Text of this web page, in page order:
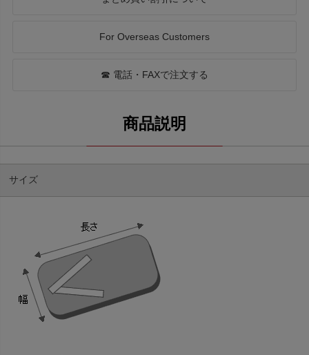
For Overseas Customers
☎ 電話・FAXで注文する
サイズ